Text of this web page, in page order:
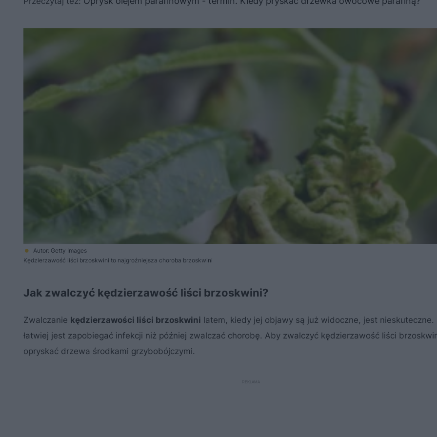
Autor: Getty Images
Kędzierzawość liści brzoskwini to najgroźniejsza choroba brzoskwini
Jak zwalczyć kędzierzawość liści brzoskwini?
Zwalczanie kędzierzawości liści brzoskwini latem, kiedy jej objawy są już widoczne, jest nieskuteczne.
łatwiej jest zapobiegać infekcji niż później zwalczać chorobę. Aby zwalczyć kędzierzawość liści
opryskać drzewa środkami grzybobójczymi.